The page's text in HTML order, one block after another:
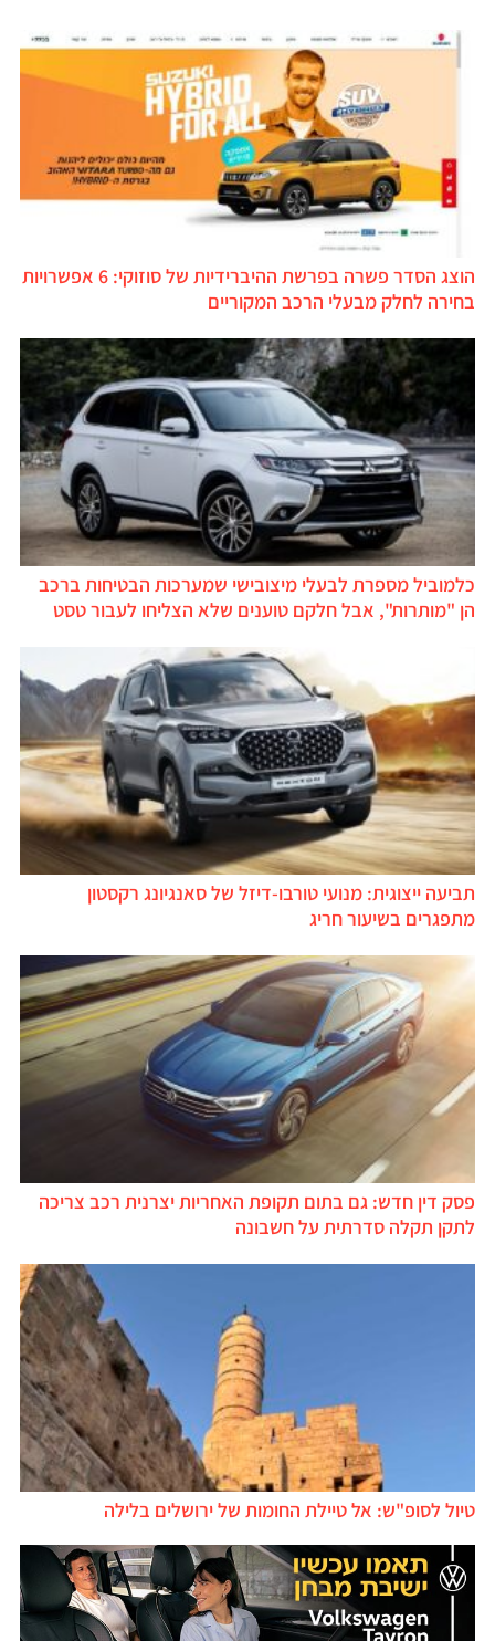
הוצג הסדר פשרה בפרשת ההיברידיות של סוזוקי: 6 אפשרויות
בחירה לחלק מבעלי הרכב המקוריים
כלמוביל מספרת לבעלי מיצובישי שמערכות הבטיחות ברכב
הן "מותרות", אבל חלקם טוענים שלא הצליחו לעבור טסט
תביעה ייצוגית: מנועי טורבו-דיזל של סאנגיונג רקסטון
מתפגרים בשיעור חריג
פסק דין חדש: גם בתום תקופת האחריות יצרנית רכב צריכה
לתקן תקלה סדרתית על חשבונה
טיול לסופ"ש: אל טיילת החומות של ירושלים בלילה